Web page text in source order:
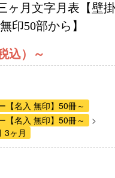
ヶ月文字月表【壁
印50部から】
込） ～
【名入 無印】50冊～
【名入 無印】50冊～
3ヶ月